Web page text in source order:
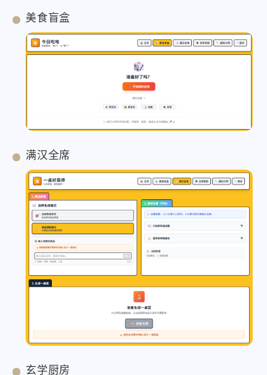
美食盲盒
满汉全席
玄学厨房